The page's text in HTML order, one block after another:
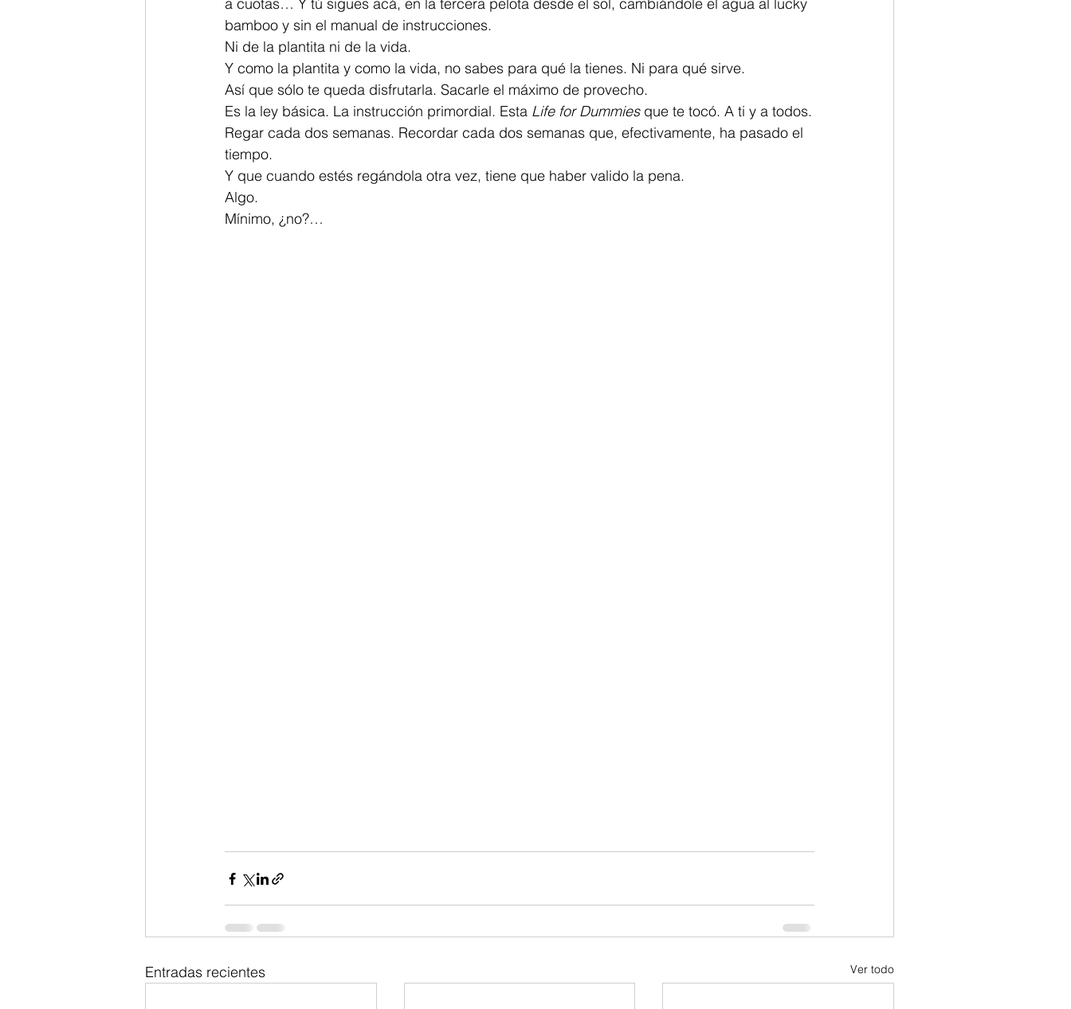
bamboo y sin el manual de instrucciones.
Ni de la plantita ni de la vida.
Y como la plantita y como la vida, no sabes para qué la tienes. Ni para qué sirve.
Así que sólo te queda disfrutarla. Sacarle el máximo de provecho.
Es la ley básica. La instrucción primordial. Esta Life for Dummies que te tocó. A ti y a todos.
Regar cada dos semanas. Recordar cada dos semanas que, efectivamente, ha pasado el
tiempo.
Y que cuando estés regándola otra vez, tiene que haber valido la pena.
Algo.
Mínimo, ¿no?…
Entradas recientes Ver todo